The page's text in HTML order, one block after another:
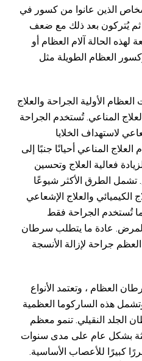
الذين عانوا من كسور في
يُتركون بعد ذلك مع ضعف
لهذه الحالة آلام العظام أو
العظام الطويلة مثل
الأولية الجراحة والعلاج
المناعي. تُستخدم الجراحة
لاستهداف الخلايا
المناعي أحيانًا جنبًا إلى
فعالية العلاج وتحسين
تشمل الطرق الأكثر شيوعًا
والعلاج الإشعاعي
تُستخدم الجراحة فقط
عادة ما يتطلب سرطان
جراحة لإزالة الأنسجة
العظام ، وتعتمد الأنواع
هذه الساركوما العظمية
الجلد النقيلي. تنمو معظم
بشكل عام على مدى سنوات
كبيرًا للأعصاب الأساسية.